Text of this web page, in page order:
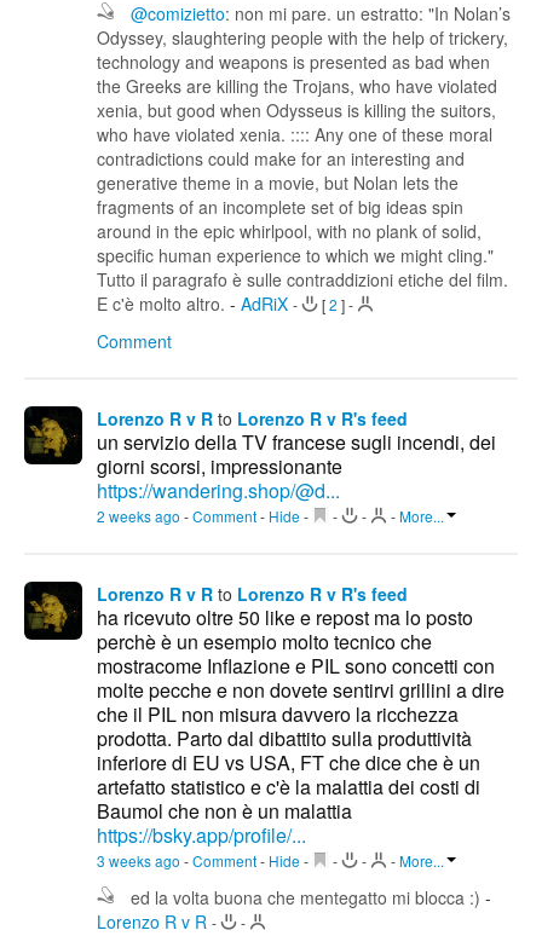
@comizietto: non mi pare. un estratto: "In Nolan’s
Odyssey, slaughtering people with the help of trickery,
technology and weapons is presented as bad when
the Greeks are killing the Trojans, who have violated
xenia, but good when Odysseus is killing the suitors,
who have violated xenia. :::: Any one of these moral
contradictions could make for an interesting and
generative theme in a movie, but Nolan lets the
fragments of an incomplete set of big ideas spin
around in the epic whirlpool, with no plank of solid,
specific human experience to which we might cling."
Tutto il paragrafo è sulle contraddizioni etiche del film.
E c'è molto altro. - AdRiX - [2 ]-
Comment
Lorenzo R v R to Lorenzo R v R's feed
un servizio della TV francese sugli incendi, dei
giorni scorsi, impressionante
https://wandering.shop/@d...
2 weeks ago -Comment- Hide - - - -More...
Lorenzo R v R to Lorenzo R v R's feed
ha ricevuto oltre 50 like e repost ma lo posto
perchè è un esempio molto tecnico che
mostracome Inflazione e PIL sono concetti con
molte pecche e non dovete sentirvi grillini a dire
che il PIL non misura davvero la ricchezza
prodotta. Parto dal dibattito sulla produttività
inferiore di EU vs USA, FT che dice che è un
artefatto statistico e c'è la malattia dei costi di
Baumol che non è un malattia
https://bsky.app/profile/...
3 weeks ago -Comment- Hide - - - -More...
ed la volta buona che mentegatto mi blocca :) -
Lorenzo R v R - -